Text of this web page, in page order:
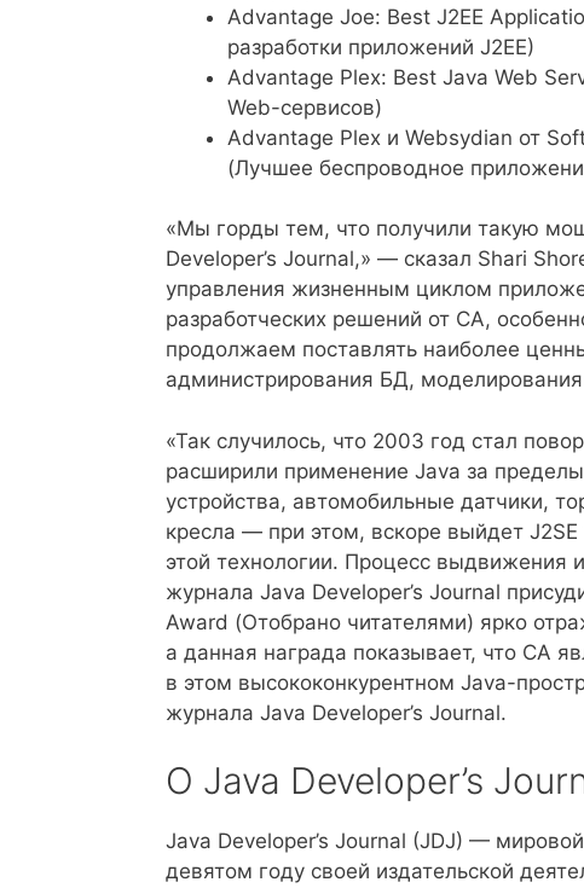
Advantage Joe: Best J2EE
разработки приложений J2EE)
Advantage Plex: Best Java Web
Web-сервисов)
Advantage Plex и Websydian от
(Лучшее беспроводное
«Мы горды тем, что получили такую
Developer’s Journal,» — сказал Shari
управления жизненным циклом
разработческих решений от CA,
продолжаем поставлять наиболее
администрирования БД,
«Так случилось, что 2003 год стал
расширили применение Java за
устройства, автомобильные датчики,
кресла — при этом, вскоре выйдет
этой технологии. Процесс выдвижения
журнала Java Developer’s Journal
Award (Отобрано читателями) ярко
а данная награда показывает, что CA
в этом высококонкурентном Java-
журнала Java Developer’s Journal.
О Java Developer’s
Java Developer’s Journal (JDJ) —
девятом году своей издательской